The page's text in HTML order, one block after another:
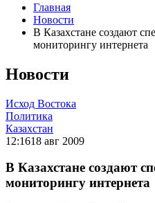
Главная
Новости
В Казахстане создают
мониторингу интернета
Новости
Исход Востока
Политика
Казахстан
12:1618 авг 2009
В Казахстане создают
мониторингу интернета